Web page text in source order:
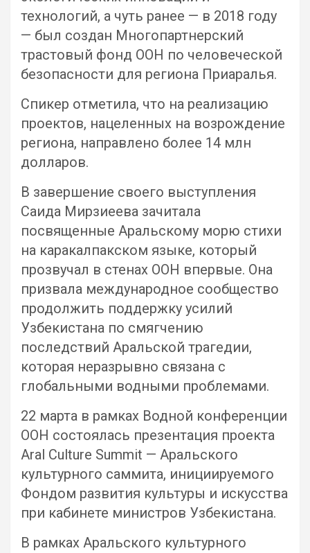
технологий, а чуть ранее — в 2018 году
— был создан Многопартнерский
трастовый фонд ООН по человеческой
безопасности для региона Приаралья.
Спикер отметила, что на реализацию
проектов, нацеленных на возрождение
региона, направлено более 14 млн
долларов.
В завершение своего выступления
Саида Мирзиеева зачитала
посвященные Аральскому морю стихи
на каракалпакском языке, который
прозвучал в стенах ООН впервые. Она
призвала международное сообщество
продолжить поддержку усилий
Узбекистана по смягчению
последствий Аральской трагедии,
которая неразрывно связана с
глобальными водными проблемами.
22 марта в рамках Водной конференции
ООН состоялась презентация проекта
Aral Culture Summit — Аральского
культурного саммита, инициируемого
Фондом развития культуры и искусства
при кабинете министров Узбекистана.
В рамках Аральского культурного